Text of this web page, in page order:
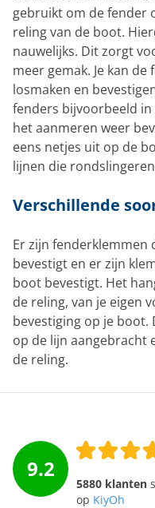
gebruikt om de fender
reling van de boot.
nauwelijks. Dit zorgt
meer gemak. Je kan
losmaken en
fenders bijvoorbeeld
het aanmeren weer
eens netjes uit op de
lijnen die
Verschillende
Er zijn fenderklemmen
bevestigt en er zijn
boot bevestigt. Het
de reling, van je eigen
bevestiging op je boot.
op de lijn aangebracht
de reling.
9.2
5880 klanten
op KiyOh